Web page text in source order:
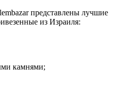
представлены лучшие
из Израиля:
камнями;